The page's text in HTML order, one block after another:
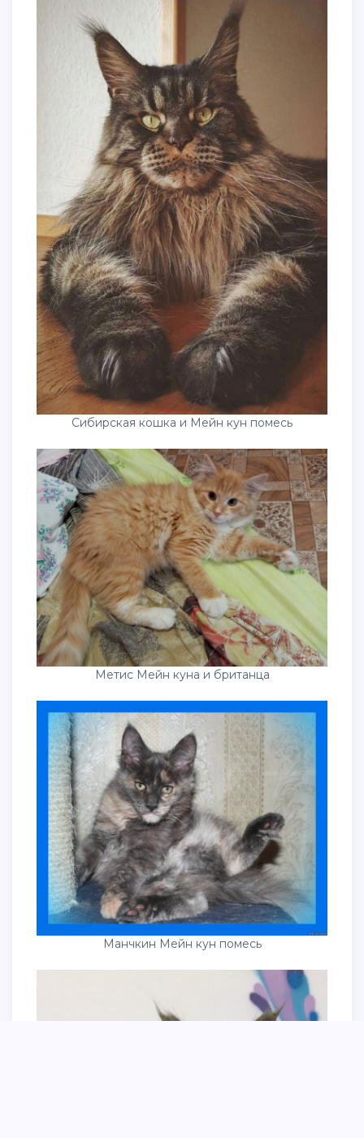
Сибирская кошка и Мейн кун помесь
Метис Мейн куна и британца
Манчкин Мейн кун помесь